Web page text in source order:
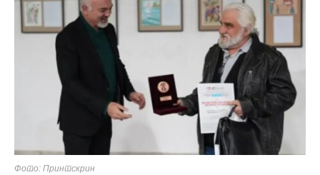
Фото: Принтскрин